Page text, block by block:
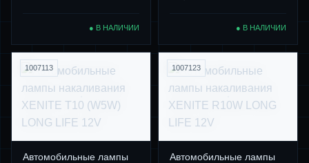
● В НАЛИЧИИ ● В НАЛИЧИИ
1007113
Автомобильные лампы
1007123
Автомобильные лампы